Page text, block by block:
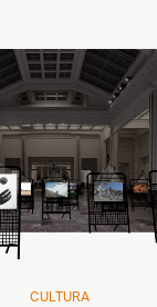
CULTURA